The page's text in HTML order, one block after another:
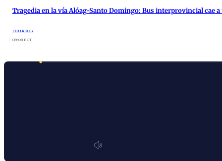
Tragedia en la vía Alóag-Santo Domingo: Bus interprovincial cae
ECUADOR
09:08 ECT